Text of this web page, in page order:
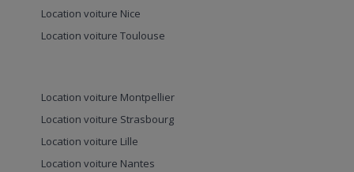
Location voiture Nice
Location voiture Toulouse
Location voiture Montpellier
Location voiture Strasbourg
Location voiture Lille
Location voiture Nantes